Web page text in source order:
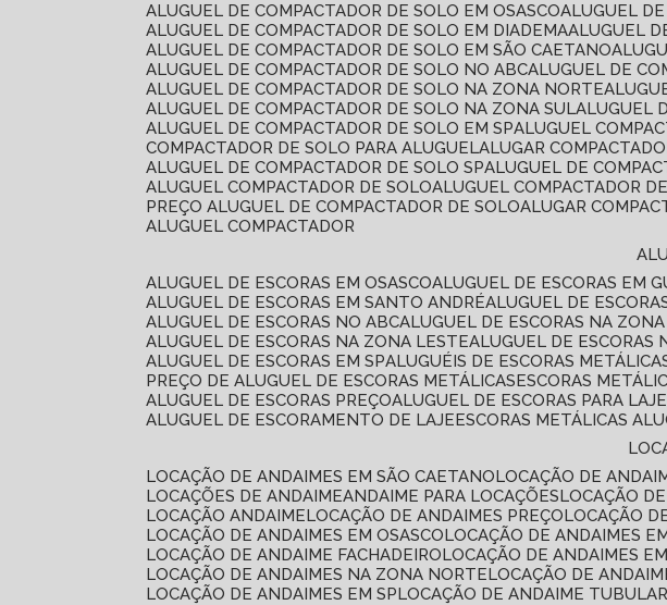
ALUGUEL DE COMPACTADOR DE SOLO EM OSASCO ALUGUEL
ALUGUEL DE COMPACTADOR DE SOLO EM DIADEMA ALUGUEL
ALUGUEL DE COMPACTADOR DE SOLO EM SÃO CAETANO
ALUGUEL DE COMPACTADOR DE SOLO NO ABC ALUGUEL DE
ALUGUEL DE COMPACTADOR DE SOLO NA ZONA NORTE
ALUGUEL DE COMPACTADOR DE SOLO NA ZONA SUL ALUGUEL
ALUGUEL DE COMPACTADOR DE SOLO EM SP ALUGUEL
COMPACTADOR DE SOLO PARA ALUGUEL ALUGAR
ALUGUEL DE COMPACTADOR DE SOLO SP ALUGUEL DE
ALUGUEL COMPACTADOR DE SOLO ALUGUEL COMPACTADOR
PREÇO ALUGUEL DE COMPACTADOR DE SOLO ALUGAR
ALUGUEL COMPACTADOR
ALUGUEL DE ESCORAS EM OSASCO ALUGUEL DE ESCORAS EM
ALUGUEL DE ESCORAS EM SANTO ANDRÉ ALUGUEL DE
ALUGUEL DE ESCORAS NO ABC ALUGUEL DE ESCORAS NA
ALUGUEL DE ESCORAS NA ZONA LESTE ALUGUEL DE
ALUGUEL DE ESCORAS EM SP ALUGUÉIS DE ESCORAS
PREÇO DE ALUGUEL DE ESCORAS METÁLICAS
ESCORAS
ALUGUEL DE ESCORAS PREÇO ALUGUEL DE ESCORAS PARA
ALUGUEL DE ESCORAMENTO DE LAJE
ESCORAS METÁLICAS
LOCAÇÃO DE ANDAIMES EM SÃO CAETANO LOCAÇÃO DE
LOCAÇÕES DE ANDAIME ANDAIME PARA LOCAÇÕES LOCAÇÃO
LOCAÇÃO ANDAIME LOCAÇÃO DE ANDAIMES PREÇO LOCAÇÃO
LOCAÇÃO DE ANDAIMES EM OSASCO LOCAÇÃO DE ANDAIMES
LOCAÇÃO DE ANDAIME FACHADEIRO LOCAÇÃO DE ANDAIMES
LOCAÇÃO DE ANDAIMES NA ZONA NORTE LOCAÇÃO DE
LOCAÇÃO DE ANDAIMES EM SP LOCAÇÃO DE ANDAIME TUBULAR